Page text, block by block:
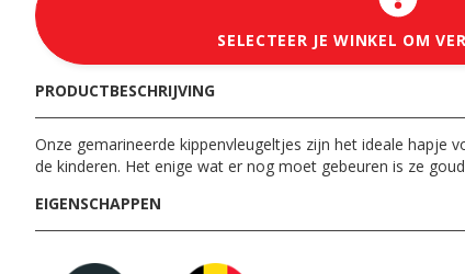
SELECTEER JE WINKEL OM
PRODUCTBESCHRIJVING
Onze gemarineerde kippenvleugeltjes zijn het ideale hapje
de kinderen. Het enige wat er nog moet gebeuren is ze
EIGENSCHAPPEN